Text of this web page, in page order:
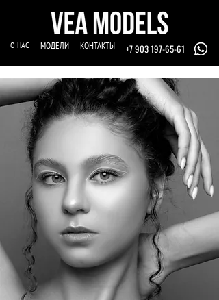
О НАС МОДЕЛИ КОНТАКТЫ +7 903 197-65-61